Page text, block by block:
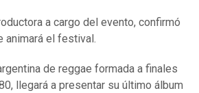
a cargo del evento, confirmó
animará el festival.
de reggae formada a finales
llegará a presentar su último álbum